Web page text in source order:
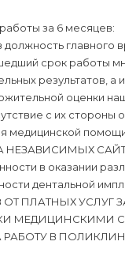
за 6 месяцев:
главного
срок работы
результатов, а
оценки
с их
медицинской
в оказании
дентальной
ОТ ПЛАТНЫХ УСЛУГ
РАБОТУ В